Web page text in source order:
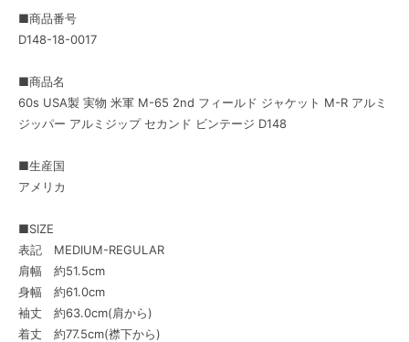
■商品番号
D148-18-0017
■商品名
60s USA製 実物 米軍 M-65 2nd フィールド ジャケット M-R アルミ
ジッパー アルミジップ セカンド ビンテージ D148
■生産国
アメリカ
■SIZE
表記 MEDIUM-REGULAR
肩幅 約51.5cm
身幅 約61.0cm
袖丈 約63.0cm(肩から)
着丈 約77.5cm(襟下から)